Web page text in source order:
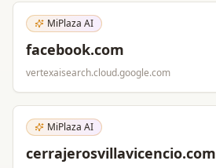
MiPlaza AI
facebook.com
vertexaisearch.cloud.google.com
MiPlaza AI
cerrajerosvillavicencio.com